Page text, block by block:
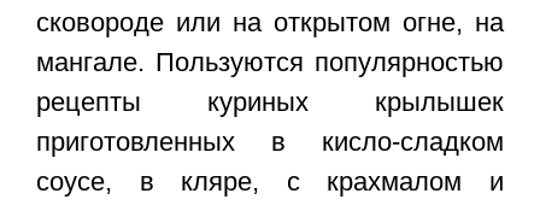
сковороде или на открытом огне, на
мангале. Пользуются популярностью
рецепты куриных крылышек
приготовленных в кисло-сладком
соусе, в кляре, с крахмалом и